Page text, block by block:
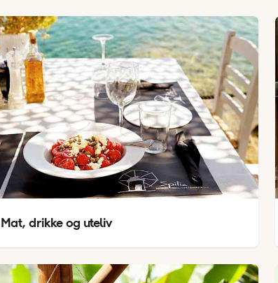
Mat, drikke og uteliv